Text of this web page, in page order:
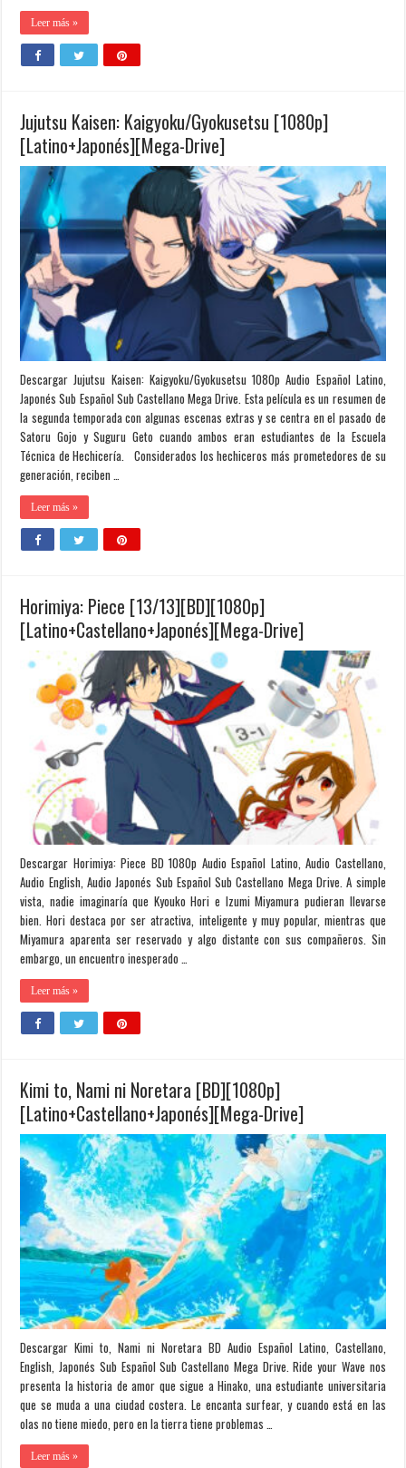
Leer más »
Jujutsu Kaisen: Kaigyoku/Gyokusetsu [1080p]
[Latino+Japonés][Mega-Drive]
Descargar Jujutsu Kaisen: Kaigyoku/Gyokusetsu 1080p Audio Español Latino,
Japonés Sub Español Sub Castellano Mega Drive. Esta película es un resumen de
la segunda temporada con algunas escenas extras y se centra en el pasado de
Satoru Gojo y Suguru Geto cuando ambos eran estudiantes de la Escuela
Técnica de Hechicería. Considerados los hechiceros más prometedores de su
generación, reciben …
Leer más »
Horimiya: Piece [13/13][BD][1080p]
[Latino+Castellano+Japonés][Mega-Drive]
Descargar Horimiya: Piece BD 1080p Audio Español Latino, Audio Castellano,
Audio English, Audio Japonés Sub Español Sub Castellano Mega Drive. A simple
vista, nadie imaginaría que Kyouko Hori e Izumi Miyamura pudieran llevarse
bien. Hori destaca por ser atractiva, inteligente y muy popular, mientras que
Miyamura aparenta ser reservado y algo distante con sus compañeros. Sin
embargo, un encuentro inesperado …
Leer más »
Kimi to, Nami ni Noretara [BD][1080p]
[Latino+Castellano+Japonés][Mega-Drive]
Descargar Kimi to, Nami ni Noretara BD Audio Español Latino, Castellano,
English, Japonés Sub Español Sub Castellano Mega Drive. Ride your Wave nos
presenta la historia de amor que sigue a Hinako, una estudiante universitaria
que se muda a una ciudad costera. Le encanta surfear, y cuando está en las
olas no tiene miedo, pero en la tierra tiene problemas …
Leer más »